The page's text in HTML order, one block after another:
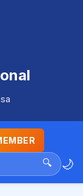
🔍 🌙